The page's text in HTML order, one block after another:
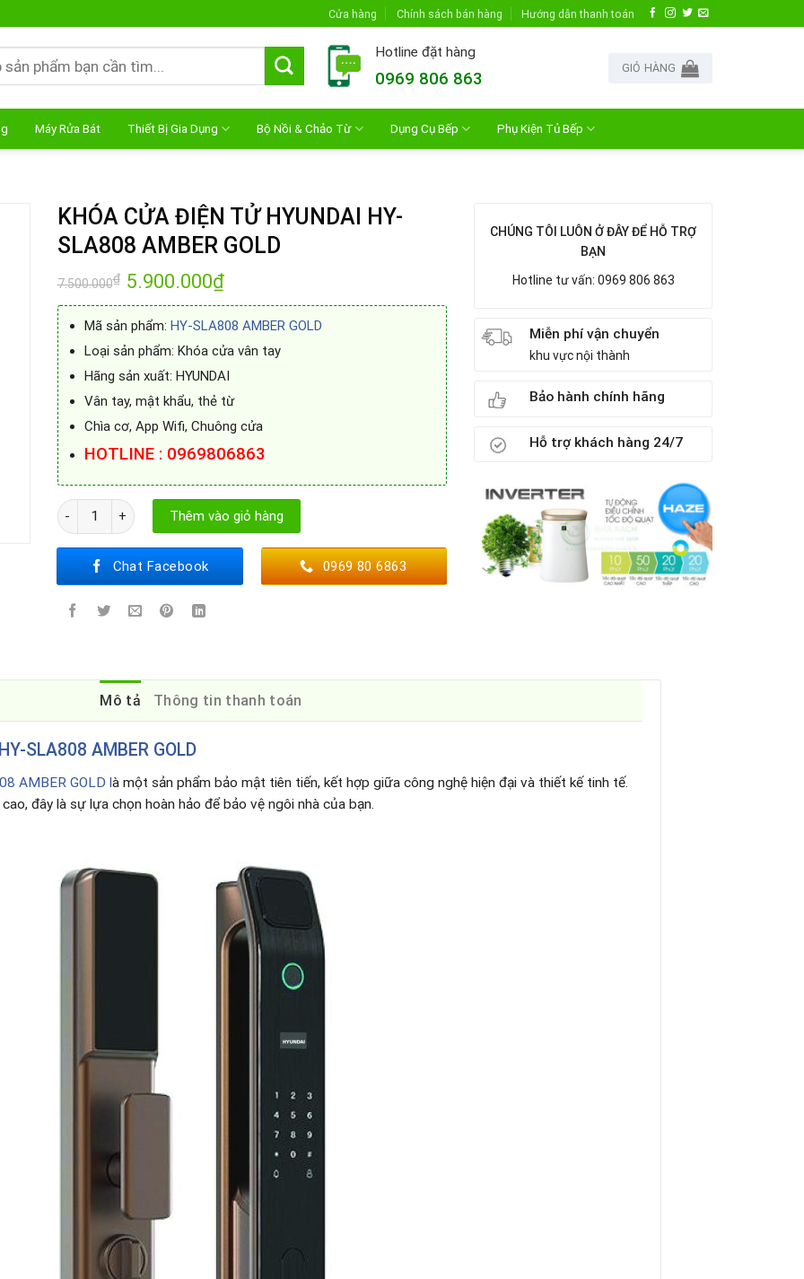
Cửa hàng Chính sách bán hàng Hướng dẫn thanh toán
Hotline đặt hàng
0969 806 863
GIỎ HÀNG
Máy Rửa Bát Thiết Bị Gia Dụng Bộ Nồi & Chảo Từ Dụng Cụ Bếp Phụ Kiện Tủ Bếp
KHÓA CỬA ĐIỆN TỬ HYUNDAI HY-
SLA808 AMBER GOLD
7.500.000₫ Giá
gốc
là:
5.900.000₫Giá
hiện
tại
5.900.000₫.
Mã sản phẩm: HY-SLA808 AMBER GOLD
Loại sản phẩm: Khóa cửa vân tay
Hãng sản xuất: HYUNDAI
Vân tay, mật khẩu, thẻ từ
Chìa cơ, App Wifi, Chuông cửa
HOTLINE : 0969806863
KHÓA CỬA ĐIỆN TỬ HYUNDAI HY-SLA808 AMBER GOLD số lượng
Thêm vào giỏ hàng
Chat Facebook 0969 80 6863
CHÚNG TÔI LUÔN Ở ĐÂY ĐỂ HỖ TRỢ
BẠN
Hotline tư vấn: 0969 806 863
Miễn phí vận chuyển
khu vực nội thành
Bảo hành chính hãng
Hỗ trợ khách hàng 24/7
Mô tả Thông tin thanh toán
SLA808 AMBER GOLD
AMBER GOLD là một sản phẩm bảo mật tiên tiến, kết hợp giữa công nghệ hiện đại và thiết kế tinh tế.
đây là sự lựa chọn hoàn hảo để bảo vệ ngôi nhà của bạn.